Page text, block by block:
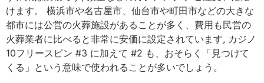
けます。 横浜市や名古屋市、仙台市や町田市などの大きな
都市には公営の火葬施設があることが多く、費用も民営の
火葬業者に比べると非常に安価に設定されています, カジノ
10フリースピン #3 に加えて #2 も、おそらく「見つけて
くる」という意味で使われることが多いでしょう。